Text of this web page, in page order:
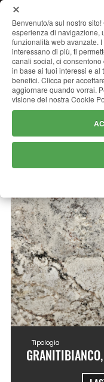
Tipologia
GRANITI
Benvenuto/a sul nostro
esperienza di navigazione,
funzionalità web avanzate.
interessano di più, ti
canali social, ci
in base ai tuoi interessi e al
benefici. Clicca per
aggiornare quando vorrai.
visione del nostra Cookie